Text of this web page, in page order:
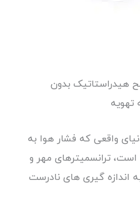
هیدراستاتیک بدون
تهویه
واقعی که فشار هوا به
ترانسمیترهای مهر و
اندازه گیری های نادرست